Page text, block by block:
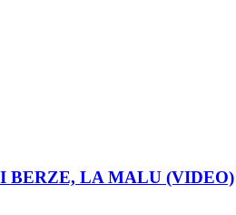
BERZE, LA MALU (VIDEO)